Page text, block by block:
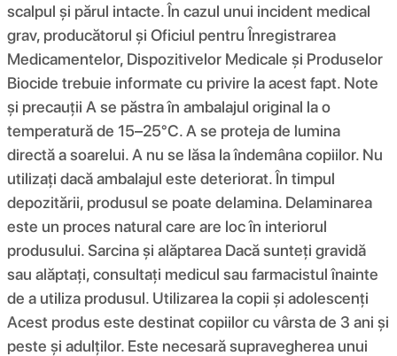
scalpul și părul intacte. În cazul unui incident medical
grav, producătorul și Oficiul pentru Înregistrarea
Medicamentelor, Dispozitivelor Medicale și Produselor
Biocide trebuie informate cu privire la acest fapt. Note
și precauții A se păstra în ambalajul original la o
temperatură de 15–25°C. A se proteja de lumina
directă a soarelui. A nu se lăsa la îndemâna copiilor. Nu
utilizați dacă ambalajul este deteriorat. În timpul
depozitării, produsul se poate delamina. Delaminarea
este un proces natural care are loc în interiorul
produsului. Sarcina și alăptarea Dacă sunteți gravidă
sau alăptați, consultați medicul sau farmacistul înainte
de a utiliza produsul. Utilizarea la copii și adolescenți
Acest produs este destinat copiilor cu vârsta de 3 ani și
peste și adulților. Este necesară supravegherea unui